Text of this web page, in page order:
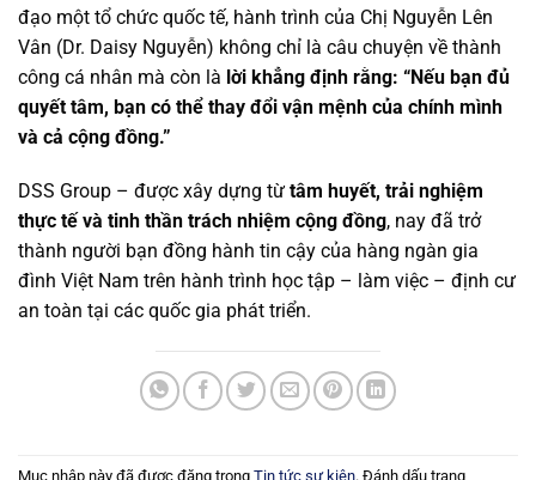
đạo một tổ chức quốc tế, hành trình của Chị Nguyễn Lên
Vân (Dr. Daisy Nguyễn) không chỉ là câu chuyện về thành
công cá nhân mà còn là lời khẳng định rằng: “Nếu bạn đủ
quyết tâm, bạn có thể thay đổi vận mệnh của chính mình
và cả cộng đồng.”
DSS Group – được xây dựng từ tâm huyết, trải nghiệm
thực tế và tinh thần trách nhiệm cộng đồng, nay đã trở
thành người bạn đồng hành tin cậy của hàng ngàn gia
đình Việt Nam trên hành trình học tập – làm việc – định cư
an toàn tại các quốc gia phát triển.
Mục nhập này đã được đăng trong Tin tức sự kiện. Đánh dấu trang